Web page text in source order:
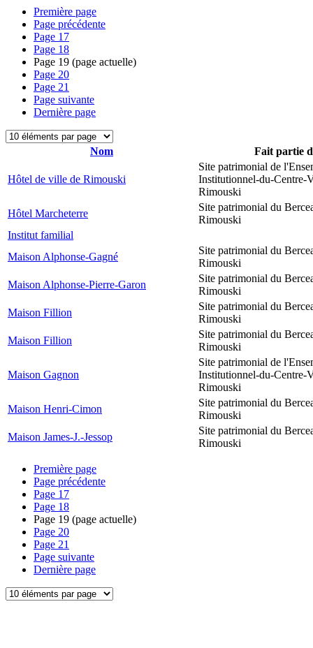
Première page
Page précédente
Page 17
Page 18
Page 19 (page actuelle)
Page 20
Page 21
Page suivante
Dernière page
Nom Fait partie
Hôtel de ville de Rimouski
Site patrimonial de
Institutionnel-du-Centre-
Rimouski
Hôtel Marcheterre
Site patrimonial du
Rimouski
Institut familial
Maison Alphonse-Gagné
Site patrimonial du
Rimouski
Maison Alphonse-Pierre-Garon
Site patrimonial du
Rimouski
Maison Fillion
Site patrimonial du
Rimouski
Maison Fillion
Site patrimonial du
Rimouski
Maison Gagnon
Site patrimonial de
Institutionnel-du-Centre-
Rimouski
Maison Henri-Cimon
Site patrimonial du
Rimouski
Maison James-J.-Jessop
Site patrimonial du
Rimouski
Première page
Page précédente
Page 17
Page 18
Page 19 (page actuelle)
Page 20
Page 21
Page suivante
Dernière page